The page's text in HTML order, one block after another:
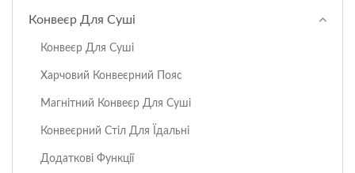
Конвеєр Для Суші
Конвеєр Для Суші
Харчовий Конвеєрний Пояс
Магнітний Конвеєр Для Суші
Конвеєрний Стіл Для Їдальні
Додаткові Функції